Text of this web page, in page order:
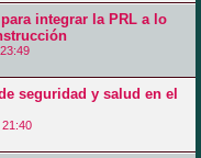
integrar la PRL a lo
seguridad y salud en el